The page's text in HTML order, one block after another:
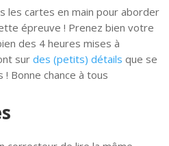
les cartes en main pour aborder
épreuve ! Prenez bien votre
des 4 heures mises à
surdes (petits) détails que se
Bonne chance à tous